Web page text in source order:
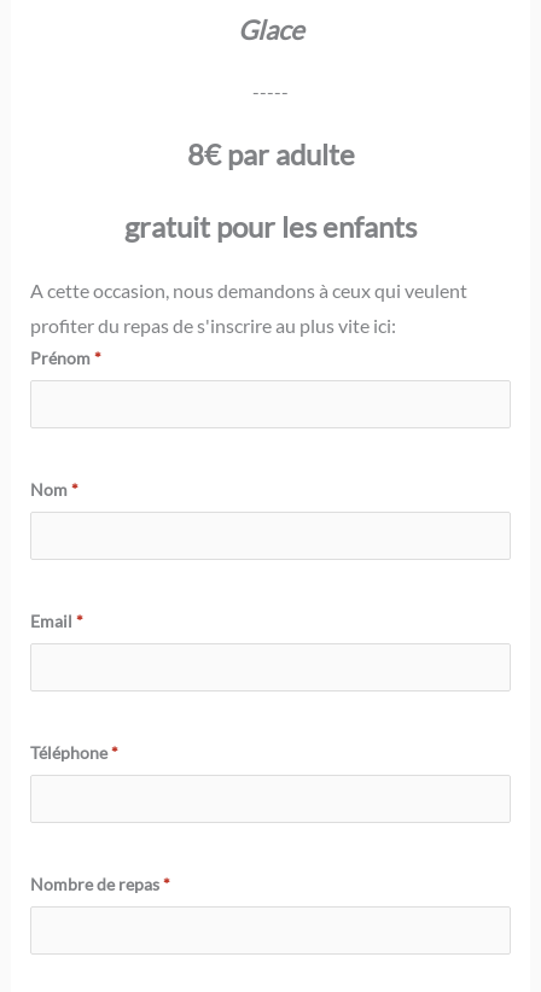
Glace
-----
8€ par adulte
gratuit pour les enfants
A cette occasion, nous demandons à ceux qui veulent
profiter du repas de s'inscrire au plus vite ici:
Prénom*
Nom*
Email *
Téléphone*
Nombre de repas*